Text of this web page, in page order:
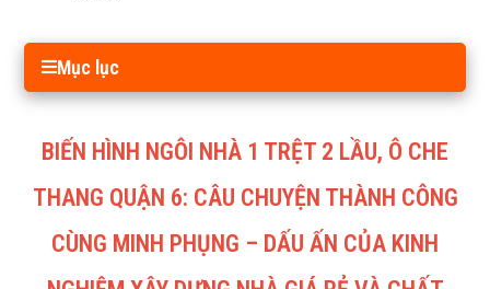
Mục lục
BIẾN HÌNH NGÔI NHÀ 1 TRỆT 2 LẦU, Ô CHE
THANG QUẬN 6: CÂU CHUYỆN THÀNH CÔNG
CÙNG MINH PHỤNG – DẤU ẤN CỦA KINH